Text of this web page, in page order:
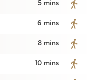
5 mins
6 mins
8 mins
10 mins